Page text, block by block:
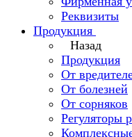
Реквизиты
Продукция
Назад
Продукция
От
От болезней
От сорняков
Регуляторы